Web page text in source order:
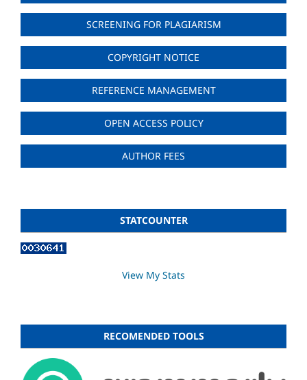
SCREENING FOR PLAGIARISM
COPYRIGHT NOTICE
REFERENCE MANAGEMENT
OPEN ACCESS POLICY
AUTHOR FEES
STATCOUNTER
View My Stats
RECOMENDED TOOLS